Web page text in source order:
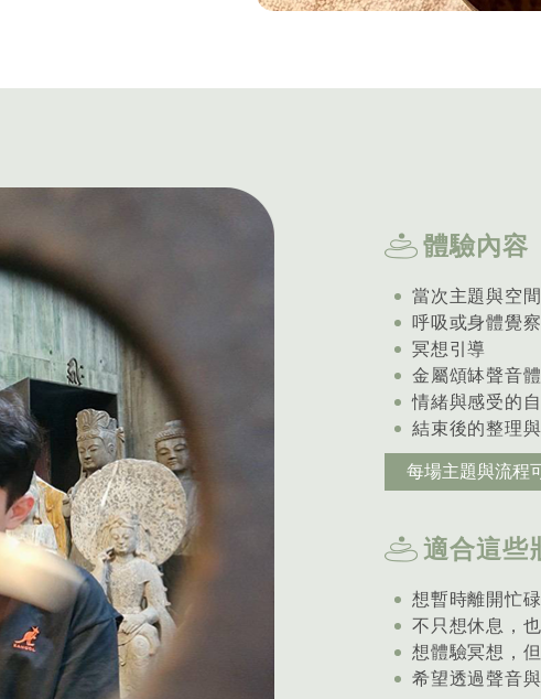
體驗內容
當次主題與空
呼吸或身體覺察
冥想引導
金屬頌缽聲音
情緒與感受的
結束後的整理
每場主題與流程
適合這些
想暫時離開忙
不只想休息，
想體驗冥想，
希望透過聲音